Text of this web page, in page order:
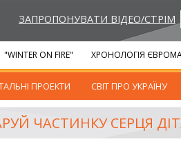
ЗАПРОПОНУВАТИ ВІДЕО/СТРІМ
ПРОЕКТИ СВІТ ПРО УКРАЇНУ
"WINTER ON FIRE" ХРОНОЛОГІЯ
ЧАСТИНКУ СЕРЦЯ